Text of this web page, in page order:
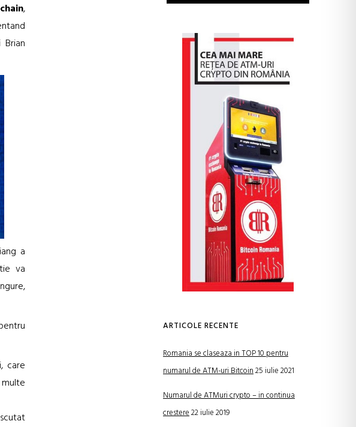
,
a
va
care
ARTICOLE RECENTE
Romania se claseaza in TOP 10 pentru
numarul de ATM-uri Bitcoin25 iulie 2021
Numarul de ATMuri crypto – in continua
crestere22 iulie 2019